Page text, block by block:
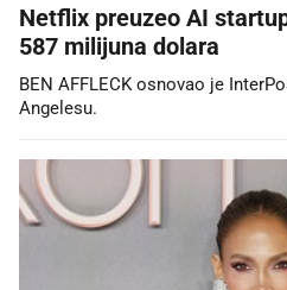
Netflix preuzeo AI
587 milijuna dolara
BEN AFFLECK osnovao je
Angelesu.